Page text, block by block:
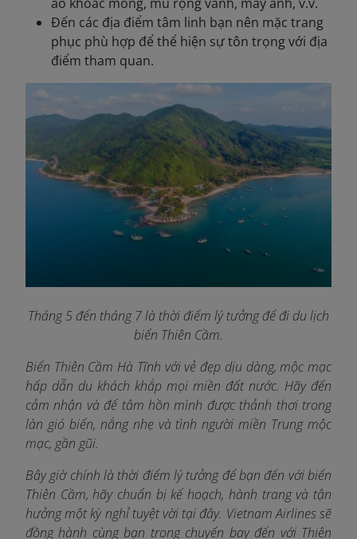
Đến các địa điểm tâm linh bạn nên mặc trang
phục phù hợp để thể hiện sự tôn trọng với địa
điểm tham quan.
Tháng 5 đến tháng 7 là thời điểm lý tưởng để đi du lịch
biển Thiên Cầm.
Biển Thiên Cầm Hà Tĩnh với vẻ đẹp dịu dàng, mộc mạc
hấp dẫn du khách khắp mọi miền đất nước. Hãy đến
cảm nhận và để tâm hồn mình được thảnh thơi trong
làn gió biển, nắng nhẹ và tình người miền Trung mộc
mạc, gần gũi.
Bây giờ chính là thời điểm lý tưởng để bạn đến với biển
Thiên Cầm, hãy chuẩn bị kế hoạch, hành trang và tận
hưởng một kỳ nghỉ tuyệt vời tại đây. Vietnam Airlines sẽ
đồng hành cùng bạn trong chuyến bay đến với Thiên